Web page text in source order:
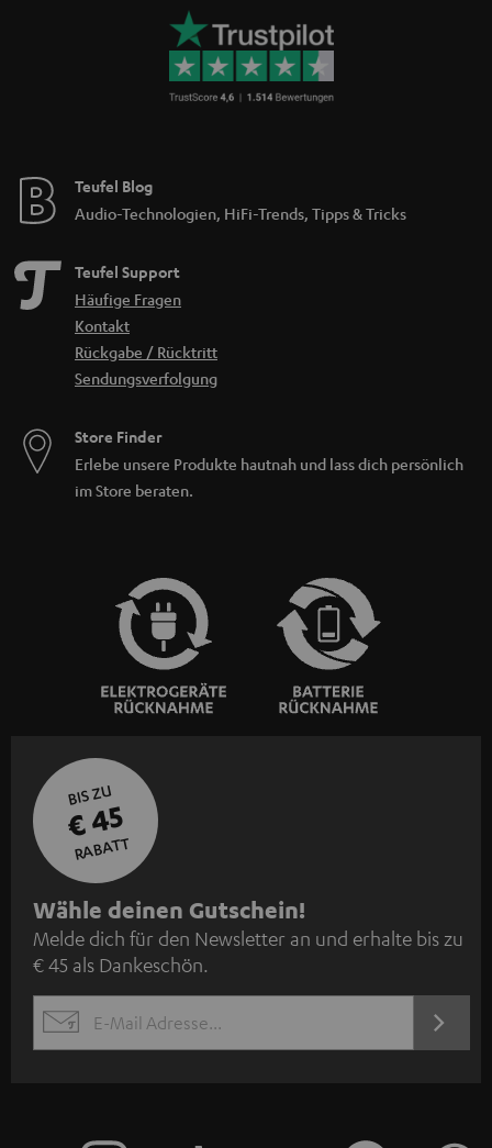
Teufel Blog
Audio-Technologien, HiFi-Trends, Tipps & Tricks
Teufel Support
Häufige Fragen
Kontakt
Rückgabe / Rücktritt
Sendungsverfolgung
Store Finder
Erlebe unsere Produkte hautnah und lass dich persönlich
im Store beraten.
BIS ZU
€ 45
RABATT
N
e
w
s
l
Wähle deinen Gutschein!
Melde dich für den Newsletter an und erhalte bis zu
€ 45 als Dankeschön.
EMAIL
JETZT